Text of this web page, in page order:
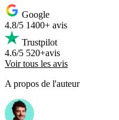
Google
4.8/5 1400+ avis
Trustpilot
4.6/5 520+avis
Voir tous les avis
A propos de l'auteur